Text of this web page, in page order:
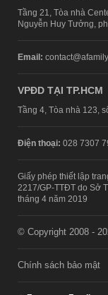
Tầng 21, Tòa nhà
Nguyễn Huy Tưởng,
Email:
VPĐD TẠI TP.HCM
Tầng 4, Tòa nhà 123,
Điện thoại: 028 7307
Giấy phép thiết lập
2217/GP-TTĐT do Sở
tháng 4 năm 2019
© Copyright 2008 -
Chính sách bảo mật